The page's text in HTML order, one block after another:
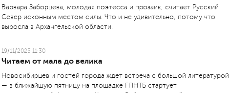
Варвара Заборцева, молодая поэтесса и прозаик, считает Русский
Север исконным местом силы. Что и не удивительно, потому что
выросла в Архангельской области.
19/11/2025 11:30
Читаем от мала до велика
Новосибирцев и гостей города ждет встреча с большой литературой
— в ближайшую пятницу на площадке ГПНТБ стартует